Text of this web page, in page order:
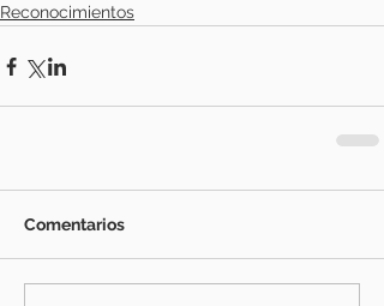
Reconocimientos
Comentarios